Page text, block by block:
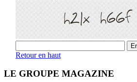
Retour en haut
LE GROUPE MAGAZINE